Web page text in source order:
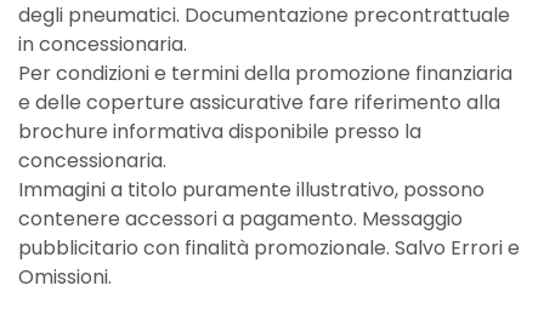
degli pneumatici. Documentazione precontrattuale
in concessionaria.
Per condizioni e termini della promozione finanziaria
e delle coperture assicurative fare riferimento alla
brochure informativa disponibile presso la
concessionaria.
Immagini a titolo puramente illustrativo, possono
contenere accessori a pagamento. Messaggio
pubblicitario con finalità promozionale. Salvo Errori e
Omissioni.